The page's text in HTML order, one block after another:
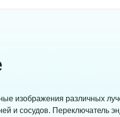
изображения различных
и сосудов. Переключатель